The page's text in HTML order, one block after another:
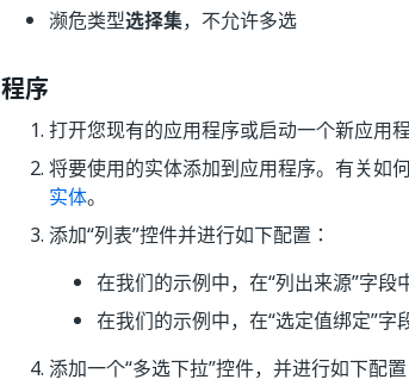
濒危类型选择集，不允许多选
程序
打开您现有的应用程序或启动一个新应用程
将要使用的实体添加到应用程序。有关如
实体。
添加“列表”控件并进行如下配置：
在我们的示例中，在“列出来源”字段
在我们的示例中，在“选定值绑定”字
添加一个“多选下拉”控件，并进行如下配置